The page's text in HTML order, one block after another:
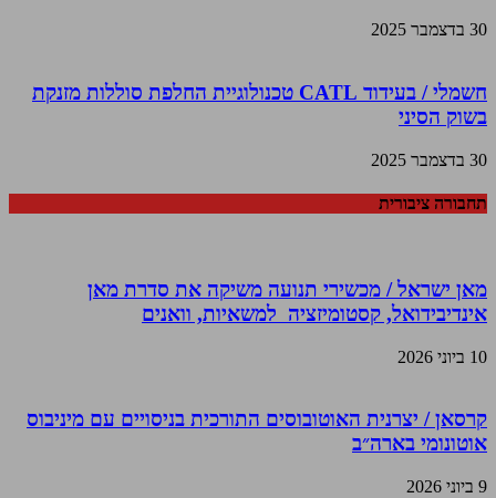
30 בדצמבר 2025
חשמלי / בעידוד CATL טכנולוגיית החלפת סוללות מזנקת
בשוק הסיני
30 בדצמבר 2025
תחבורה ציבורית
מאן ישראל / מכשירי תנועה משיקה את סדרת מאן
אינדיבידואל, קסטומיזציה למשאיות, וואנים
10 ביוני 2026
קרסאן / יצרנית האוטובוסים התורכית בניסויים עם מיניבוס
אוטונומי בארה״ב
9 ביוני 2026